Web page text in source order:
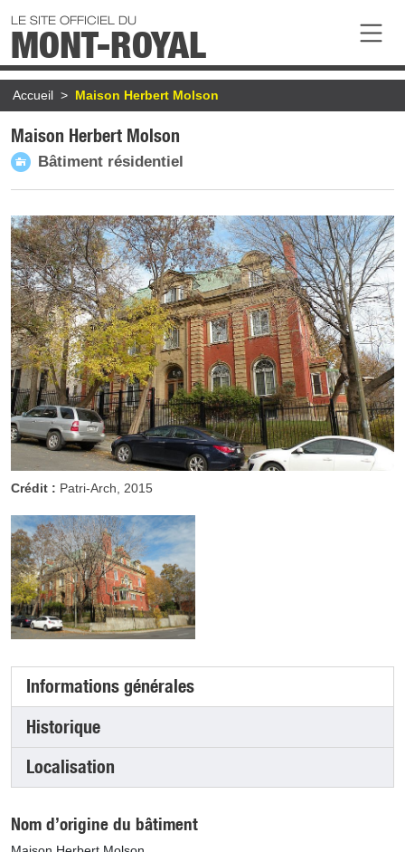
LE SITE OFFICIEL DU
MONT-ROYAL
Fil d'Ariane
Accueil Maison Herbert Molson
Maison Herbert Molson
Bâtiment résidentiel
Crédit : Patri-Arch, 2015
Informations générales
(onglet actif)
Historique
Localisation
Nom d’origine du bâtiment